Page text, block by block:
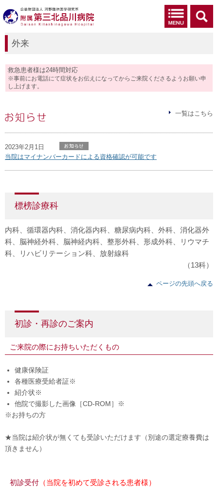
外来
救急患者様は24時間対応
※事前にお電話にて症状をお伝えになってからご来院くださるようお願い申
し上げます。
一覧はこちら
2023年2月1日
当院はマイナンバーカードによる資格確認が可能です
標榜診療科
内科、循環器内科、消化器内科、糖尿病内科、外科、消化器外
科、脳神経外科、脳神経内科、整形外科、形成外科、リウマチ
科、リハビリテーション科、放射線科
（13科）
ページの先頭へ戻る
初診・再診のご案内
ご来院の際にお持ちいただくもの
健康保険証
各種医療受給者証※
紹介状※
他院で撮影した画像［CD-ROM］※
※お持ちの方
★当院は紹介状が無くても受診いただけます（別途の選定療養費は
頂きません）
初診受付 （当院を初めて受診される患者様）